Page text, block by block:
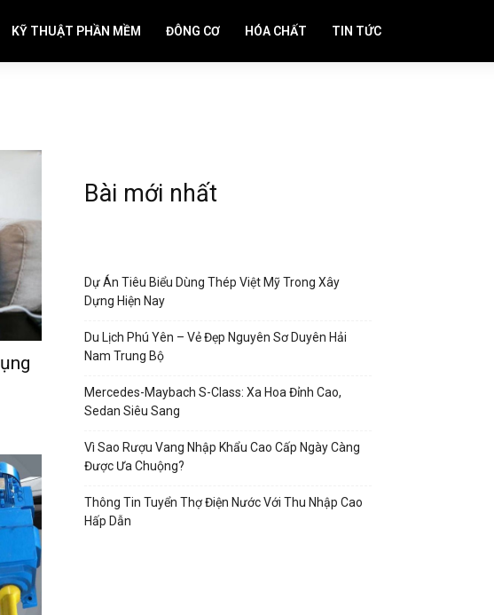
KỸ THUẬT PHẦN MỀM ĐÔNG CƠ HÓA CHẤT TIN TỨC
Bài mới nhất
Dự Án Tiêu Biểu Dùng Thép Việt Mỹ Trong Xây
Dựng Hiện Nay
Du Lịch Phú Yên – Vẻ Đẹp Nguyên Sơ Duyên Hải
Nam Trung Bộ
Mercedes-Maybach S-Class: Xa Hoa Đỉnh Cao,
Sedan Siêu Sang
Vì Sao Rượu Vang Nhập Khẩu Cao Cấp Ngày Càng
Được Ưa Chuộng?
Thông Tin Tuyển Thợ Điện Nước Với Thu Nhập Cao
Hấp Dẫn